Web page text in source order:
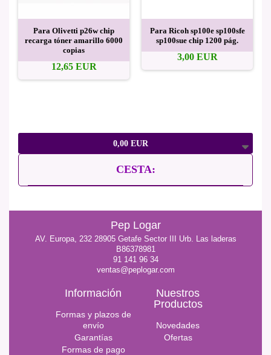
0,00 EUR
CESTA:
Para Olivetti p26w chip
recarga tóner amarillo 6000
copias
12,65 EUR
Para Ricoh sp100e sp100sfe
sp100sue chip 1200 pág.
3,00 EUR
Pep Logar
AV. Europa, 232 28905 Getafe Sector III Urb. Las laderas
B86378981
91 141 96 34
ventas@peplogar.com
Información
Formas y plazos de
envío
Garantías
Formas de pago
Nuestros
Productos
Novedades
Ofertas